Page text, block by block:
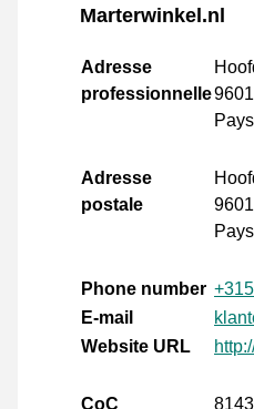
Marterwinkel.nl
Adresse
professionnelle
Adresse
postale
Phone number
E-mail
Website URL
CoC